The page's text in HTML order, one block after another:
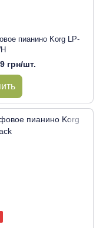
пианино Korg LP-
грн/шт.